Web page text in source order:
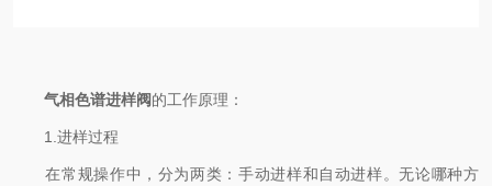
气相色谱进样阀的工作原理：
1.进样过程
在常规操作中，分为两类：手动进样和自动进样。无论哪种方